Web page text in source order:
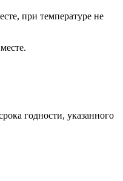
при температуре не
годности, указанного